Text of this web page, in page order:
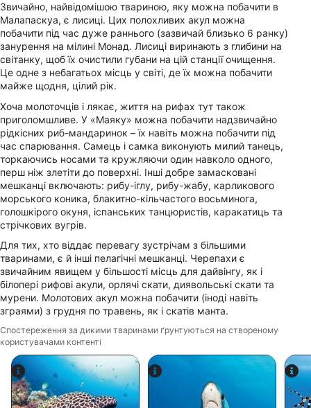
Звичайно, найвідомішою твариною, яку можна побачити в
Малапаскуа, є лисиці. Цих полохливих акул можна
побачити під час дуже раннього (зазвичай близько 6 ранку)
занурення на мілині Монад. Лисиці виринають з глибини на
світанку, щоб їх очистили губани на цій станції очищення.
Це одне з небагатьох місць у світі, де їх можна побачити
майже щодня, цілий рік.
Хоча молоточців і лякає, життя на рифах тут також
приголомшливе. У «Маяку» можна побачити надзвичайно
рідкісних риб-мандаринок – їх навіть можна побачити під
час спарювання. Самець і самка виконують милий танець,
торкаючись носами та кружляючи один навколо одного,
перш ніж злетіти до поверхні. Інші добре замасковані
мешканці включають: рибу-іглу, рибу-жабу, карликового
морського коника, блакитно-кільчастого восьминога,
голошкірого окуня, іспанських танцюристів, каракатиць та
стрічкових вугрів.
Для тих, хто віддає перевагу зустрічам з більшими
тваринами, є й інші пелагічні мешканці. Черепахи є
звичайним явищем у більшості місць для дайвінгу, як і
білопері рифові акули, орлячі скати, диявольські скати та
мурени. Молотових акул можна побачити (іноді навіть
зграями) з грудня по травень, як і скатів манта.
Спостереження за дикими тваринами ґрунтуються на створеному
користувачами контенті